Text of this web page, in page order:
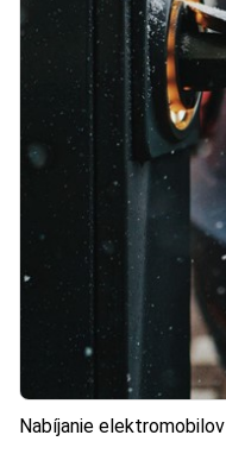
Nabíjanie elektromobilov